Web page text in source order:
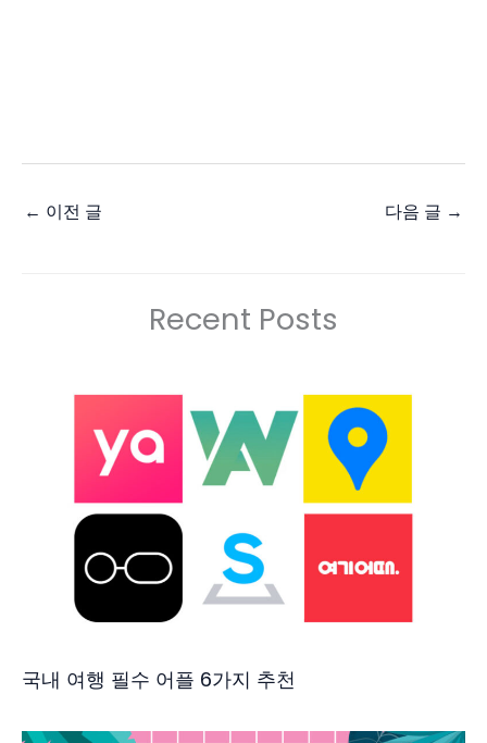
← 이전 글 다음 글 →
Recent Posts
국내 여행 필수 어플 6가지 추천